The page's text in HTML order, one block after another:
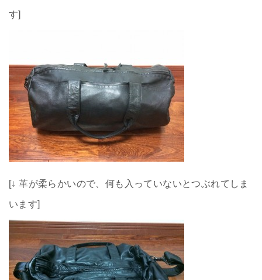
す]
[↓ 革が柔らかいので、何も入っていないとつぶれてしま
います]